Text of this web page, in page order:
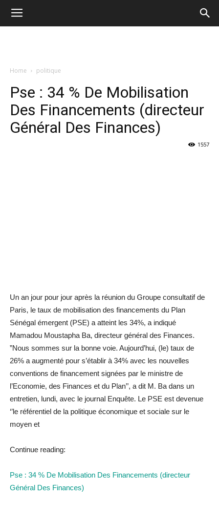
Home politique
Pse : 34 % De Mobilisation
Des Financements (directeur
Général Des Finances)
1557
Un an jour pour jour après la réunion du Groupe consultatif de
Paris, le taux de mobilisation des financements du Plan
Sénégal émergent (PSE) a atteint les 34%, a indiqué
Mamadou Moustapha Ba, directeur général des Finances.
”Nous sommes sur la bonne voie. Aujourd’hui, (le) taux de
26% a augmenté pour s’établir à 34% avec les nouvelles
conventions de financement signées par le ministre de
l’Economie, des Finances et du Plan’’, a dit M. Ba dans un
entretien, lundi, avec le journal Enquête. Le PSE est devenue
‘’le référentiel de la politique économique et sociale sur le
moyen et
Continue reading:
Pse : 34 % De Mobilisation Des Financements (directeur
Général Des Finances)